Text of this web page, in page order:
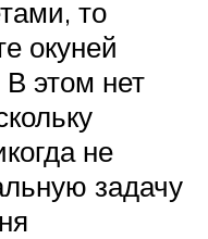
то
окуней
этом нет
не
задачу